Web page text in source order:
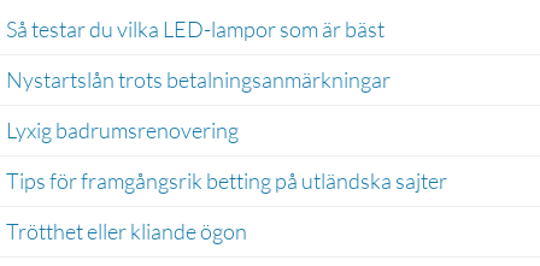
Så testar du vilka LED-lampor som är bäst
Nystartslån trots betalningsanmärkningar
Lyxig badrumsrenovering
Tips för framgångsrik betting på utländska sajter
Trötthet eller kliande ögon